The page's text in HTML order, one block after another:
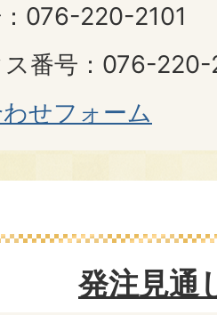
076-220-2101
ス番号：076-
せフォーム
発注見通